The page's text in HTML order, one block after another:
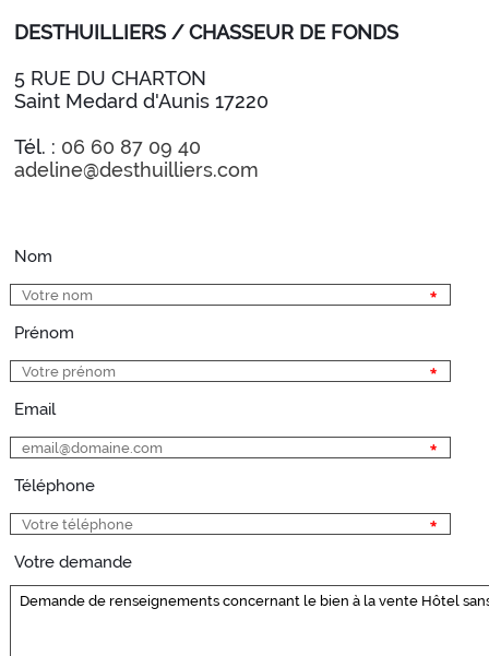
DESTHUILLIERS / CHASSEUR DE FONDS
5 RUE DU CHARTON
Saint Medard d'Aunis 17220
Tél. : 06 60 87 09 40
adeline@desthuilliers.com
Nom
Prénom
Email
Téléphone
Votre demande